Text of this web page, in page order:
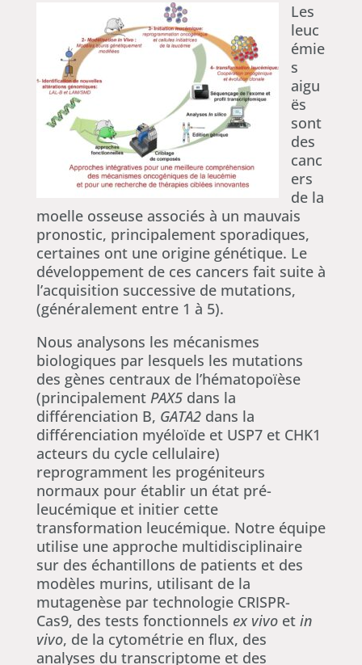
Les
leuc
émie
s
aigu
ës
sont
des
canc
ers
de la
moelle osseuse associés à un mauvais
pronostic, principalement sporadiques,
certaines ont une origine génétique. Le
développement de ces cancers fait suite à
l’acquisition successive de mutations,
(généralement entre 1 à 5).
Nous analysons les mécanismes
biologiques par lesquels les mutations
des gènes centraux de l’hématopoïèse
(principalement PAX5dans la
différenciation B, GATA2dans la
différenciation myéloïde et USP7 et CHK1
acteurs du cycle cellulaire)
reprogramment les progéniteurs
normaux pour établir un état pré-
leucémique et initier cette
transformation leucémique. Notre équipe
utilise une approche multidisciplinaire
sur des échantillons de patients et des
modèles murins, utilisant de la
mutagenèse par technologie CRISPR-
Cas9, des tests fonctionnels ex vivoet in
vivo, de la cytométrie en flux, des
analyses du transcriptome et des